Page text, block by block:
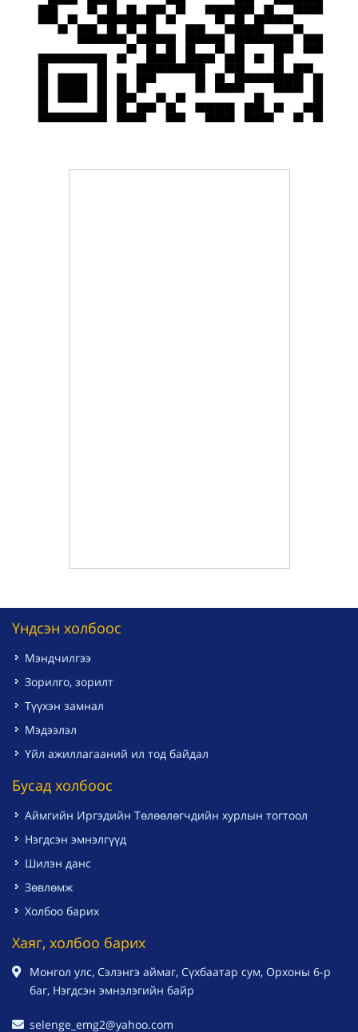
Үндсэн холбоос
Мэндчилгээ
Зорилго, зорилт
Түүхэн замнал
Мэдээлэл
Үйл ажиллагааний ил тод байдал
Бусад холбоос
Аймгийн Иргэдийн Төлөөлөгчдийн хурлын тогтоол
Нэгдсэн эмнэлгүүд
Шилэн данс
Зөвлөмж
Холбоо барих
Хаяг, холбоо барих
Монгол улс, Сэлэнгэ аймаг, Сүхбаатар сум, Орхоны 6-р
баг, Нэгдсэн эмнэлэгийн байр
selenge_emg2@yahoo.com